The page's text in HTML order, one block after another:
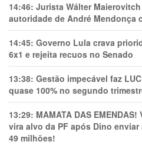
14:46: Jurista Wálter
autoridade de André Mendonça
14:45: Governo Lula crava
6x1 e rejeita recuos no Senado
13:38: Gestão impecável faz
quase 100% no segundo
13:29: MAMATA DAS
vira alvo da PF após Dino
49 milhões!